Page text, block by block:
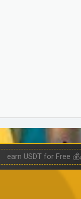
earn USDT for Free